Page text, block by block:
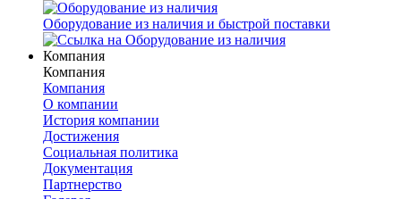
Оборудование из наличия и быстрой поставки
Компания
Компания
Компания
О компании
История компании
Достижения
Социальная политика
Документация
Партнерство